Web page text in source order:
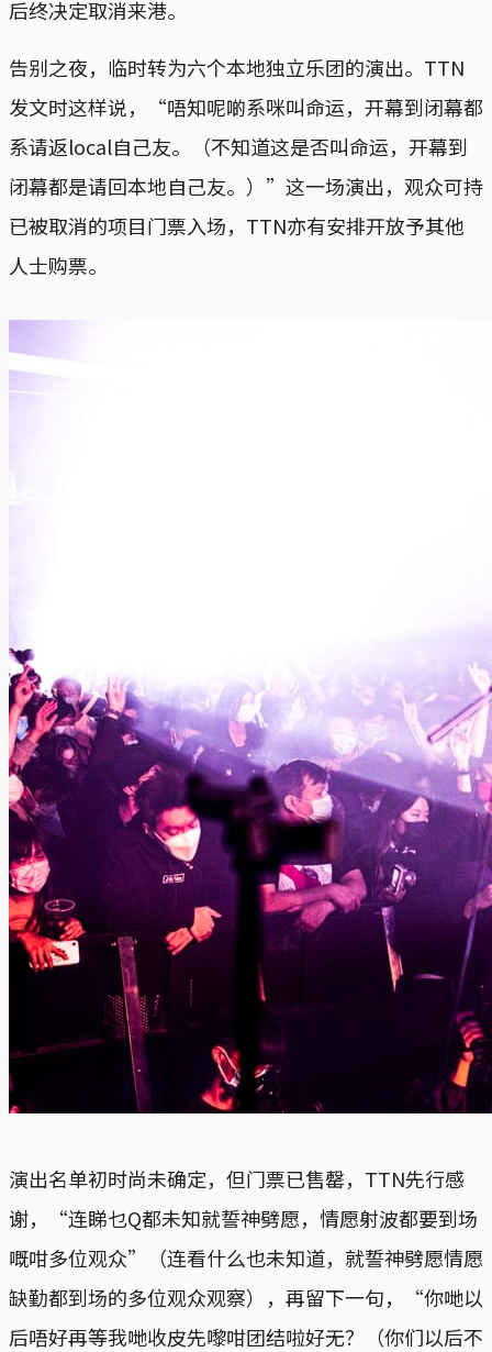
后终决定取消来港。
告别之夜，临时转为六个本地独立乐团的演出。TTN
发文时这样说，“唔知呢啲系咪叫命运，开幕到闭幕都
系请返local自己友。（不知道这是否叫命运，开幕到
闭幕都是请回本地自己友。）”这一场演出，观众可持
已被取消的项目门票入场，TTN亦有安排开放予其他
人士购票。
演出名单初时尚未确定，但门票已售罄，TTN先行感
谢，“连睇乜Q都未知就誓神劈愿，情愿射波都要到场
嘅咁多位观众”（连看什么也未知道，就誓神劈愿情愿
缺勤都到场的多位观众观察），再留下一句，“你哋以
后唔好再等我哋收皮先嚟咁团结啦好无？（你们以后不